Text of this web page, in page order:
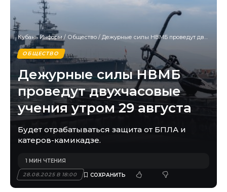
Кубань Информ/ Общество / Дежурные силы НВМБ проведут двухчасовые учения утром 29 августа
ОБЩЕСТВО
Дежурные силы НВМБ
проведут двухчасовые
учения утром 29 августа
Будет отрабатываться защита от БПЛА и
катеров-камикадзе.
28.08.2025 В 18:00
1 МИН ЧТЕНИЯ